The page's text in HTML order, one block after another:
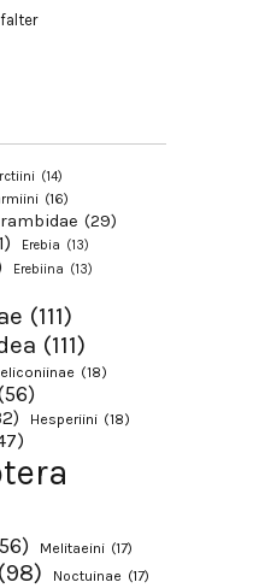
(14)
(16)
(29)
Erebia (13)
Erebiina (13)
(111)
(111)
(18)
Hesperiini (18)
Melitaeini (17)
(98) Noctuinae (17)